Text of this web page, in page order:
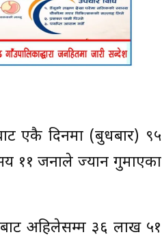
एकै दिनमा (बुधबार) ९५
११ जनाले ज्यान गुमाएका
अहिलेसम्म ३६ लाख ५१